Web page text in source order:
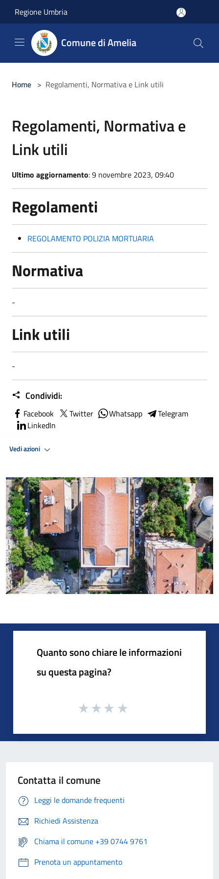
Regione Umbria
Comune di Amelia
Home > Regolamenti, Normativa e Link utili
Regolamenti, Normativa e
Link utili
Ultimo aggiornamento: 9 novembre 2023, 09:40
Regolamenti
REGOLAMENTO POLIZIA MORTUARIA
Normativa
-
Link utili
-
Condividi:
Facebook Twitter Whatsapp
Telegram
LinkedIn
Vedi azioni
Quanto sono chiare le informazioni
su questa pagina?
Contatta il comune
Leggi le domande frequenti
Richiedi Assistenza
Chiama il comune +39 0744 9761
Prenota un appuntamento